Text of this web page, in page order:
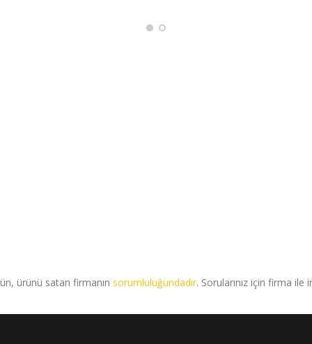
ürünü satan firmanın sorumluluğundadır. Sorularınız için firma ile